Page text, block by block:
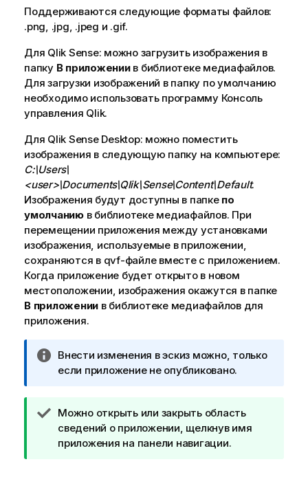
м
е
а
н
и
е
к
о
д
с
к
а
з
к
е
Поддерживаются следующие форматы файлов:
.png, .jpg, .jpeg и .gif.
Для Qlik Sense: можно загрузить изображения в
папку В приложениив библиотеке медиафайлов.
Для загрузки изображений в папку по умолчанию
необходимо использовать программу Консоль
управления Qlik.
Для Qlik Sense Desktop: можно поместить
изображения в следующую папку на компьютере:
C:\Users\
<user>\Documents\Qlik\Sense\Content\Default.
Изображения будут доступны в папке по
умолчаниюв библиотеке медиафайлов. При
перемещении приложения между установками
изображения, используемые в приложении,
сохраняются в qvf-файле вместе с приложением.
Когда приложение будет открыто в новом
местоположении, изображения окажутся в папке
В приложении в библиотеке медиафайлов для
приложения.
П
р
е
ч
а
Внести изменения в эскиз можно, только
если приложение не опубликовано.
П
р
и
Можно открыть или закрыть область
сведений о приложении, щелкнув имя
приложения на панели навигации.